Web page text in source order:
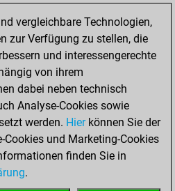
played 41
Play
scored +18
in slow games
Januar
played 4
Play
scored +2
vergleichbare Technologien,
zur Verfügung zu stellen, die
und interessengerechte
von ihrem
dabei neben technisch
Analyse-Cookies sowie
werden. Hierkönnen Sie der
Cookies und Marketing-Cookies
finden Sie in
.